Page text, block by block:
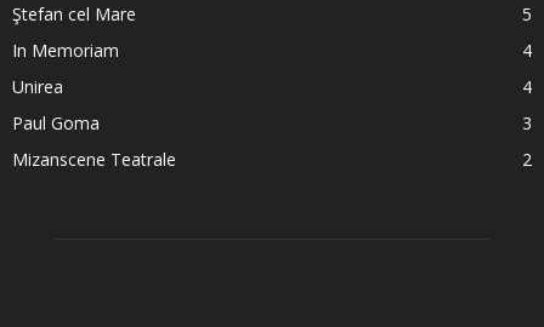
Ştefan cel Mare
5
In Memoriam
4
Unirea
4
Paul Goma
3
Mizanscene Teatrale
2